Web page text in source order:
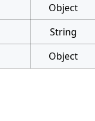
Object
String
Object